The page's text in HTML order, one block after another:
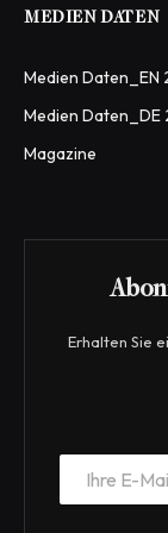
MEDIEN DATEN
Medien Daten_EN
Medien Daten_DE
Magazine
Erhalten Sie
E
a